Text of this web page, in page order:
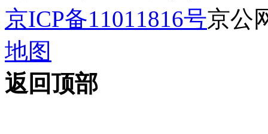
京ICP备11011816号京公
地图
返回顶部